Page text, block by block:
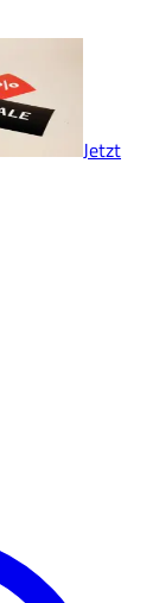
Jetzt